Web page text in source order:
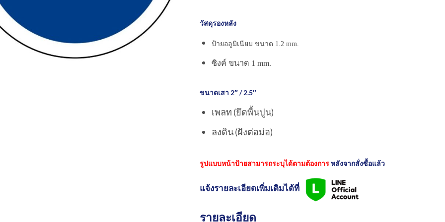
วัสดุรองหลัง
ป้ายอลูมิเนียม ขนาด 1.2 mm.
ซิงค์ ขนาด 1 mm.
ขนาดเสา 2″ / 2.5″
เพลท (ยึดพื้นปูน)
ลงดิน (ฝังต่อม่อ)
รูปแบบหน้าป้ายสามารถระบุได้ตามต้องการหลังจากสั่งซื้อแล้ว
แจ้งรายละเอียดเพิ่มเติมได้ที่
รายละเอียด